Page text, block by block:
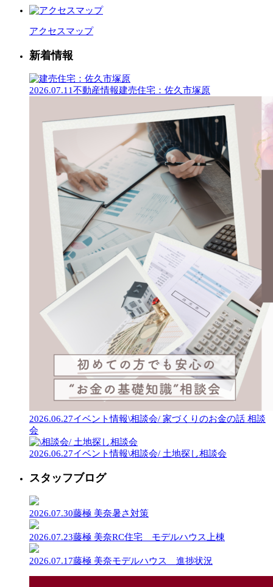
アクセスマップ
新着情報
2026.07.11不動産情報建売住宅：佐久市塚原
2026.06.27イベント情報\相談会/ 家づくりのお金の話 相談
会
2026.06.27イベント情報\相談会/ 土地探し相談会
スタッフブログ
2026.07.30藤極 美奈暑さ対策
2026.07.23藤極 美奈RC住宅 モデルハウス上棟
2026.07.17藤極 美奈モデルハウス 進捗状況